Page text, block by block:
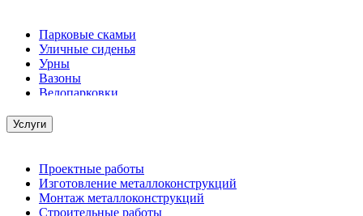
Парковые скамьи
Уличные сиденья
Урны
Вазоны
Велопарковки
Услуги
Проектные работы
Изготовление металлоконструкций
Монтаж металлоконструкций
Строительные работы